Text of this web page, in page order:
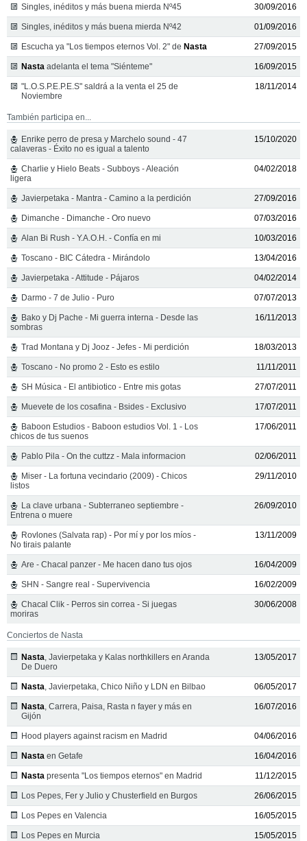
Singles, inéditos y más buena mierda Nº45 30/09/2016
Singles, inéditos y más buena mierda Nº42 01/09/2016
Escucha ya "Los tiempos eternos Vol. 2" de Nasta 27/09/2015
Nasta adelanta el tema "Siénteme" 16/09/2015
"L.O.S.P.E.P.E.S" saldrá a la venta el 25 de
Noviembre
18/11/2014
También participa en...
Enrike perro de presa y Marchelo sound - 47
calaveras - Éxito no es igual a talento
15/10/2020
Charlie y Hielo Beats - Subboys - Aleación
ligera
04/02/2018
Javierpetaka - Mantra - Camino a la perdición 27/09/2016
Dimanche - Dimanche - Oro nuevo 07/03/2016
Alan Bi Rush - Y.A.O.H. - Confía en mi 10/03/2016
Toscano - BIC Cátedra - Mirándolo 13/04/2016
Javierpetaka - Attitude - Pájaros 04/02/2014
Darmo - 7 de Julio - Puro 07/07/2013
Bako y Dj Pache - Mi guerra interna - Desde las
sombras
16/11/2013
Trad Montana y Dj Jooz - Jefes - Mi perdición 18/03/2013
Toscano - No promo 2 - Esto es estilo 11/11/2011
SH Música - El antibiotico - Entre mis gotas 27/07/2011
Muevete de los cosafina - Bsides - Exclusivo 17/07/2011
Baboon Estudios - Baboon estudios Vol. 1 - Los
chicos de tus suenos
17/06/2011
Pablo Pila - On the cuttzz - Mala informacion 02/06/2011
Miser - La fortuna vecindario (2009) - Chicos
listos
29/11/2010
La clave urbana - Subterraneo septiembre -
Entrena o muere
26/09/2010
Rovlones (Salvata rap) - Por mí y por los míos -
No tirais palante
13/11/2009
Are - Chacal panzer - Me hacen dano tus ojos 16/04/2009
SHN - Sangre real - Supervivencia 16/02/2009
Chacal Clik - Perros sin correa - Si juegas
moriras
30/06/2008
Conciertos de Nasta
Nasta, Javierpetaka y Kalas northkillers en Aranda
De Duero
13/05/2017
Nasta, Javierpetaka, Chico Niño y LDN en Bilbao 06/05/2017
Nasta, Carrera, Paisa, Rasta n fayer y más en
Gijón
16/07/2016
Hood players against racism en Madrid 04/06/2016
Nasta en Getafe 16/04/2016
Nasta presenta "Los tiempos eternos" en Madrid 11/12/2015
Los Pepes, Fer y Julio y Chusterfield en Burgos 26/06/2015
Los Pepes en Valencia 16/05/2015
Los Pepes en Murcia 15/05/2015